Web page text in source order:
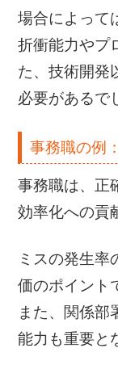
場合によって
折衝能力やプ
た、技術開発
必要があるで
事務職の例
事務職は、正
効率化への貢
ミスの発生率
価のポイント
また、関係部
能力も重要と